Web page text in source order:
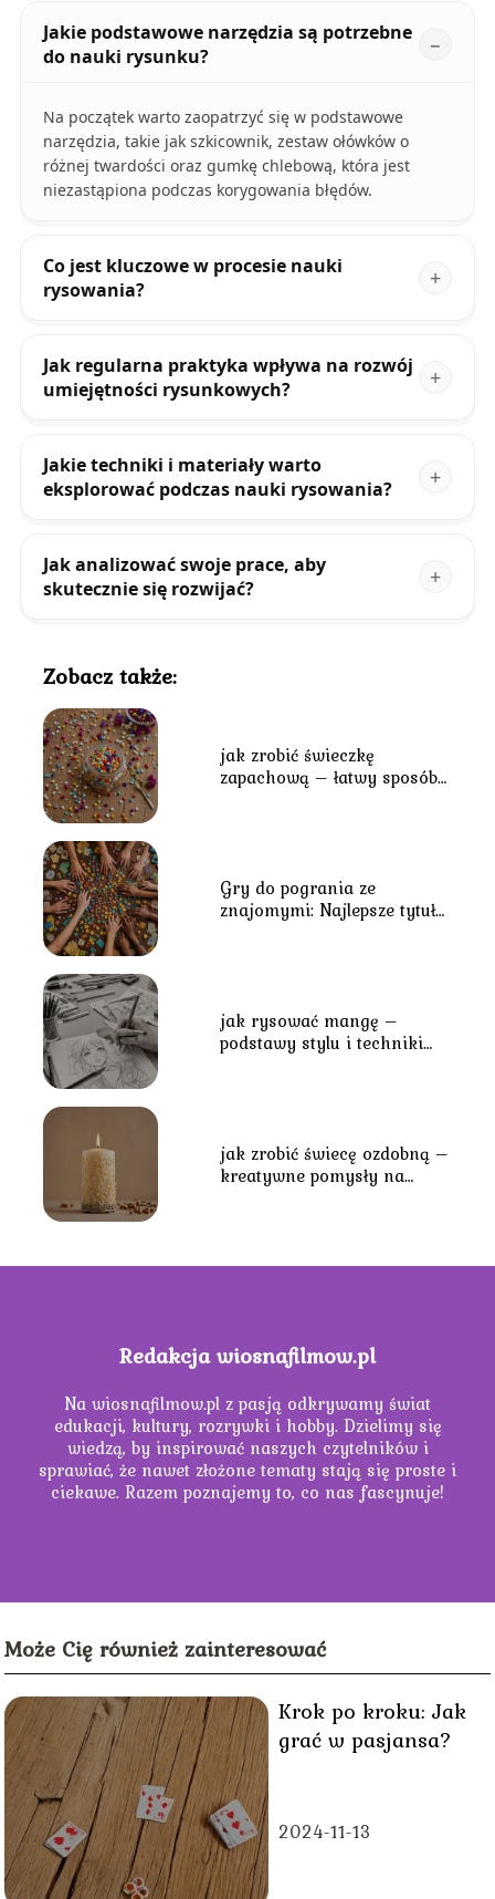
Jakie podstawowe narzędzia są potrzebne
do nauki rysunku?
Na początek warto zaopatrzyć się w podstawowe
narzędzia, takie jak szkicownik, zestaw ołówków o
różnej twardości oraz gumkę chlebową, która jest
niezastąpiona podczas korygowania błędów.
Co jest kluczowe w procesie nauki
rysowania?
Jak regularna praktyka wpływa na rozwój
umiejętności rysunkowych?
Jakie techniki i materiały warto
eksplorować podczas nauki rysowania?
Jak analizować swoje prace, aby
skutecznie się rozwijać?
Zobacz także:
jak zrobić świeczkę
zapachową – łatwy sposób
Gry do pogrania ze
znajomymi: Najlepsze tytuły
jak rysować mangę –
podstawy stylu i techniki
jak zrobić świecę ozdobną –
kreatywne pomysły na
Redakcja wiosnafilmow.pl
Na wiosnafilmow.pl z pasją odkrywamy świat
edukacji, kultury, rozrywki i hobby. Dzielimy się
wiedzą, by inspirować naszych czytelników i
sprawiać, że nawet złożone tematy stają się proste i
ciekawe. Razem poznajemy to, co nas fascynuje!
Może Cię również zainteresować
Krok po kroku: Jak
grać w pasjansa?
2024-11-13